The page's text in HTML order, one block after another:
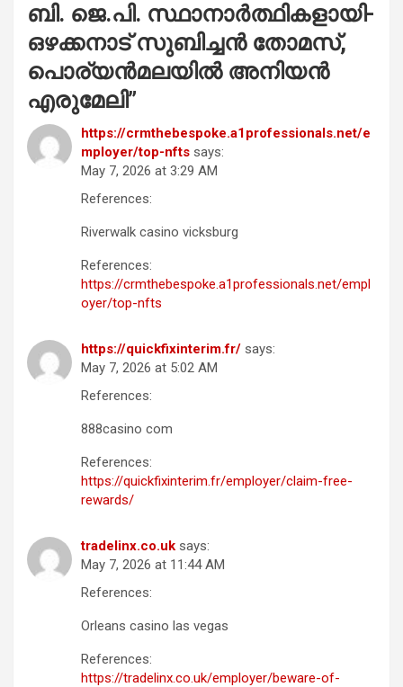
ബി. ജെ.പി. സ്ഥാനാര്‍ത്ഥികളായി-
ഒഴക്കനാട് സുബിച്ചന്‍ തോമസ്,
പൊര്യന്‍മലയില്‍ അനിയന്‍
എരുമേലി”
https://crmthebespoke.a1professionals.net/e
mployer/top-nfts says:
May 7, 2026 at 3:29 AM
References:
Riverwalk casino vicksburg
References:
https://crmthebespoke.a1professionals.net/empl
oyer/top-nfts
https://quickfixinterim.fr/ says:
May 7, 2026 at 5:02 AM
References:
888casino com
References:
https://quickfixinterim.fr/employer/claim-free-
rewards/
tradelinx.co.uk says:
May 7, 2026 at 11:44 AM
References:
Orleans casino las vegas
References:
https://tradelinx.co.uk/employer/beware-of-